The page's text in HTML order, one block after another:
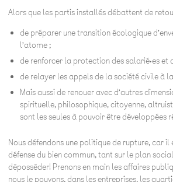
Alors que les partis installés débattent de
de préparer une transition écologique
l’atome ;
de renforcer la protection des salarié·es
de relayer les appels de la société civile à
Mais aussi de renouer avec d’autres
spirituelle, philosophique, citoyenne,
sont les seules à pouvoir être
Nous défendons une politique de rupture, car
défense du bien commun, tant sur le plan
déposséder! Prenons en main les affaires
nous le pouvons, dans les entreprises, les